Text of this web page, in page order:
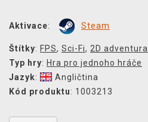
Aktivace: Steam
Štítky: FPS, Sci-Fi, 2D adventura
Typ hry: Hra pro jednoho hráče
Jazyk:
Angličtina
Kód produktu: 1003213